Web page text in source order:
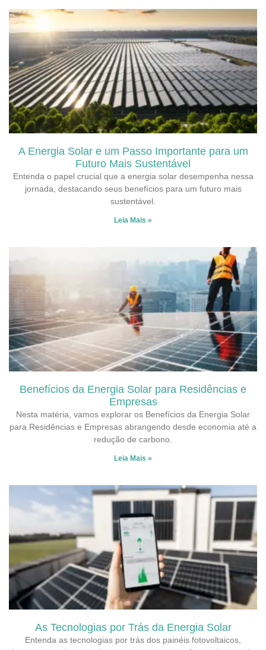
A Energia Solar e um Passo Importante para um
Futuro Mais Sustentável
Entenda o papel crucial que a energia solar desempenha nessa
jornada, destacando seus benefícios para um futuro mais
sustentável.
Leia Mais »
Benefícios da Energia Solar para Residências e
Empresas
Nesta matéria, vamos explorar os Benefícios da Energia Solar
para Residências e Empresas abrangendo desde economia até a
redução de carbono.
Leia Mais »
As Tecnologias por Trás da Energia Solar
Entenda as tecnologias por trás dos painéis fotovoltaicos,